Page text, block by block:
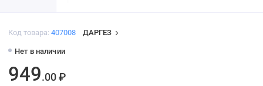
Код товара: 407008 ДАРГЕЗ
Нет в наличии
949.00 ₽